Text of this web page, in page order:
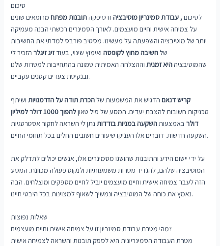
סיכום
לסיכום, עבודת סמינריון מוטיבציהזו סיפקהתובנות מפתחמרומאים שונים
על צמיחה אישית וחיים מועצמים. לאורך הסמינרים רכשתי הבנה מעמיקה
יותר של מוטיבציה והשפעתה על מעשינו. מסטיב פורבס למדתי את החשיבות
שלחשיבה מחוץ לקופסהואימוץ שינוי, בעוד זיג זיגלרהזכיר לי
שהמוטיבציההיא זמניתוההצלחה האמיתית טמונה בהתחייבות למטרות שלנו
ובנקיטת צעדים קטנים עקביים.
קריש דנאםהדגיש את המשמעות שלהכרת תודה על הזדמנויותושיתף
טכניקות חשובות להצבת יעדים. המסע של פיל טאון
להפוך 1000 דולר למיליון
דולרבאמצעות השקעה במניות בודדותנתן לי השראה לחקור אסטרטגיות
השקעה חדשות. דוברים אלו העניקו שיעורים חשובים החלים בכל תחומי החיים.
על ידי יישום הידע והתובנות שהושגו מסמינרים אלו, אנשים יכולים לתדלק את
המוטיבציה שלהם, להגדיר מטרות משמעותיות ולנקוט פעולה מכוונת. המסע
הזה לעבר צמיחה אישית וחיים מועצמים יוביל לחיים מספקים ומוצלחים. הבה
נאמץ את כוחה של המוטיבציה ונמשיך לשאוף למצוינות בכל היבטי חיינו.
שאלות נפוצות
מהי מטרת עבודת סמינריון זו על צמיחה אישית וחיים מועצמים?
מטרת העבודה הסמינריונית היא לספק תובנות והשראה לצמיחה אישית